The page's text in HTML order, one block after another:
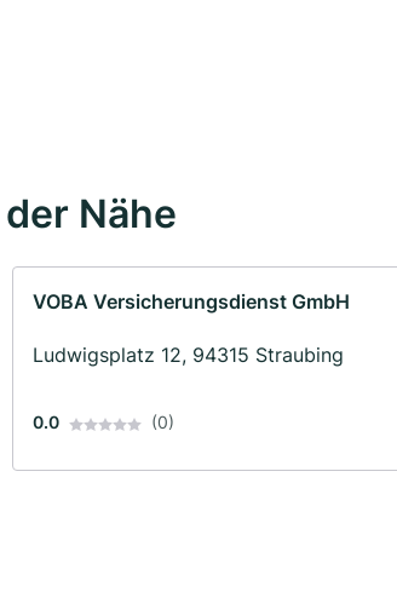
Nähe
VOBA Versicherungsdienst GmbH
Ludwigsplatz 12, 94315 Straubing
0.0 (0)